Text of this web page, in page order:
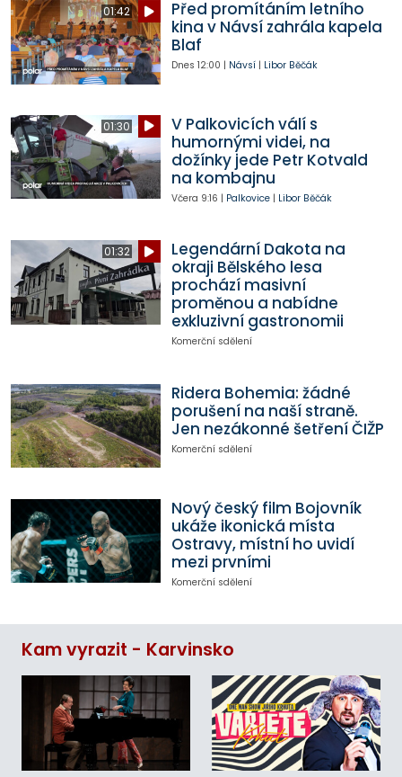
01:42
Před promítáním letního
kina v Návsí zahrála kapela
Blaf
Dnes 12:00 | Návsí| Libor Běčák
01:30
V Palkovicích válí s
humornými videi, na
dožínky jede Petr Kotvald
na kombajnu
Včera 9:16 | Palkovice| Libor Běčák
01:32
Legendární Dakota na
okraji Bělského lesa
prochází masivní
proměnou a nabídne
exkluzivní gastronomii
Komerční sdělení
Ridera Bohemia: žádné
porušení na naší straně.
Jen nezákonné šetření ČIŽP
Komerční sdělení
Nový český film Bojovník
ukáže ikonická místa
Ostravy, místní ho uvidí
mezi prvními
Komerční sdělení
Kam vyrazit - Karvinsko